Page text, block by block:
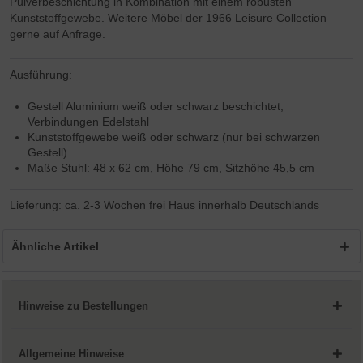
Kunststoffgewebe. Weitere Möbel der 1966 Leisure Collection
gerne auf Anfrage.
Ausführung:
Gestell Aluminium weiß oder schwarz beschichtet,
Verbindungen Edelstahl
Kunststoffgewebe weiß oder schwarz (nur bei schwarzen
Gestell)
Maße Stuhl: 48 x 62 cm, Höhe 79 cm, Sitzhöhe 45,5 cm
Lieferung: ca. 2-3 Wochen frei Haus innerhalb Deutschlands
Ähnliche Artikel
Hinweise zu Bestellungen
Allgemeine Hinweise